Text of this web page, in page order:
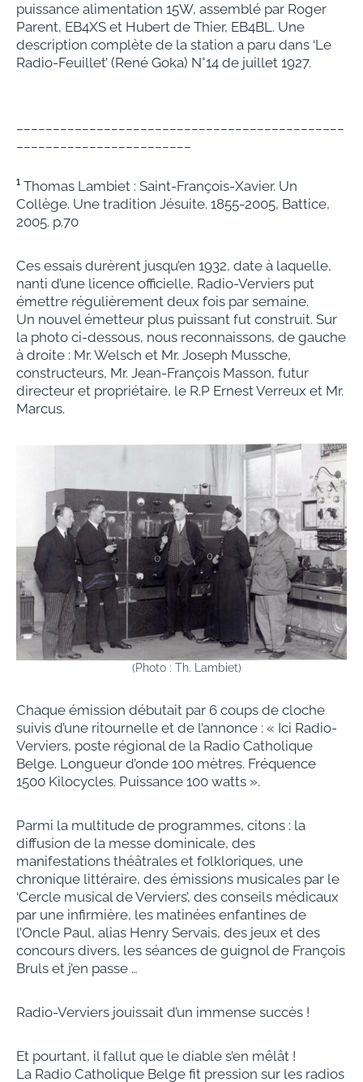
puissance alimentation 15W, assemblé par Roger
Parent, EB4XS et Hubert de Thier, EB4BL. Une
description complète de la station a paru dans ‘Le
Radio-Feuillet’ (René Goka) N°14 de juillet 1927.
¹Thomas Lambiet : Saint-François-Xavier. Un
Collège. Une tradition Jésuite. 1855-2005, Battice,
2005. p.70
Ces essais durèrent jusqu’en 1932, date à laquelle,
nanti d’une licence officielle, Radio-Verviers put
émettre régulièrement deux fois par semaine.
Un nouvel émetteur plus puissant fut construit. Sur
la photo ci-dessous, nous reconnaissons, de gauche
à droite : Mr. Welsch et Mr. Joseph Mussche,
constructeurs, Mr. Jean-François Masson, futur
directeur et propriétaire, le R.P Ernest Verreux et Mr.
Marcus.
(Photo : Th. Lambiet)
Chaque émission débutait par 6 coups de cloche
suivis d’une ritournelle et de l’annonce : « Ici Radio-
Verviers, poste régional de la Radio Catholique
Belge. Longueur d’onde 100 mètres. Fréquence
1500 Kilocycles. Puissance 100 watts ».
Parmi la multitude de programmes, citons : la
diffusion de la messe dominicale, des
manifestations théâtrales et folkloriques, une
chronique littéraire, des émissions musicales par le
‘Cercle musical de Verviers’, des conseils médicaux
par une infirmière, les matinées enfantines de
l’Oncle Paul, alias Henry Servais, des jeux et des
concours divers, les séances de guignol de François
Bruls et j’en passe …
Radio-Verviers jouissait d’un immense succès !
Et pourtant, il fallut que le diable s’en mêlât !
La Radio Catholique Belge fit pression sur les radios